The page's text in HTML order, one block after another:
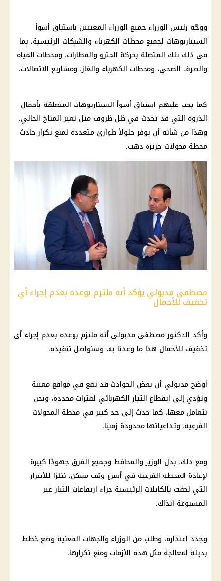
ووجّه رئيس الوزراء جميع الوزراء المعنيين باستباق أسوأ
السيناريوهات لجميع محطات الكهرباء والشبكات الرئيسية، بما
في ذلك تلك المتصلة بحركة المترو والقطارات، ومحطات المياه
والصرف الصحي، ومحطات الكهرباء والغاز، ومشاريع الاتصالات.
كما يجب عليهم استباق أسوأ السيناريوهات المتعلقة بأحمال
الذروة التي قد تحدث في ظل ظروف مثل تغير المناخ الحالي.
وهذا من شأنه أن يوفر حلولاً طوارئ متعددة لمنع تكرار حادث
محطة محولات جزيرة دهب.
مصطفى مدبولي يؤكد أنه ملتزم بوعده بعدم إجراء أي
تخفيف للأحمال
وأكد الدكتورمصطفى مدبولي أنه ملتزم بوعده بعدم إجراء أي
تخفيف للأحمال هذا ما وعدنا به، وسنواصل تنفيذه.
أوضح مدبولي أن بعض الحوادث قد تقع في مواقع معينة
وتؤدي إلى انقطاع التيار الكهربائي لفترات محددة، ونحن
نتعامل معها، كما حدث إلى حد كبير في محطة المحولات
الفرعية، وتداعياتها محدودة زمنيًا.
ومع ذلك، بذل الوزير والمحافظ وجميع الفرق جهودًا كبيرة
لإعادة المحطة الفرعية في أسرع وقت ممكن، نظرًا للأضرار
التي لحقت بالكابلات الرئيسية جراء ارتفاعات التيار غير
المسبوقة آنذاك.
وجدد اعتذاره، وطلب من الوزراء والجهات المعنية وضع خطط
بديلة لمعالجة مثل هذه الأزمات ومنع تكرارها.